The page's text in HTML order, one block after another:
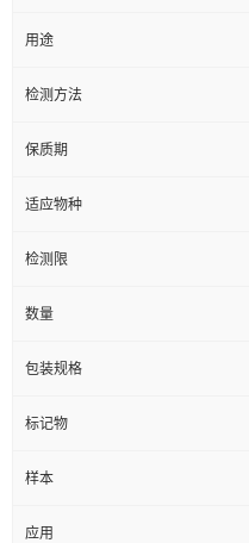
用途
检测方法
保质期
适应物种
检测限
数量
包装规格
标记物
样本
应用